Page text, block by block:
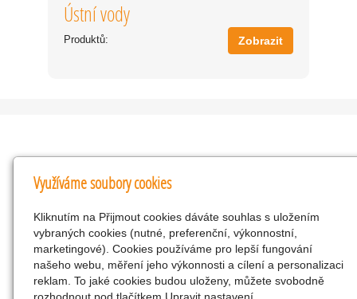
Ústní vody
Produktů: Zobrazit
Kontakty
KNK obchodní společnost s r.o.
Komenského 127, Žacléř, 542 01 Číslo účtu:
286293602/0300
25298518
CZ25298518
Využíváme soubory cookies
Kliknutím na Přijmout cookies dáváte souhlas s uložením
vybraných cookies (nutné, preferenční, výkonnostní,
marketingové). Cookies používáme pro lepší fungování
našeho webu, měření jeho výkonnosti a cílení a personalizaci
reklam. To jaké cookies budou uloženy, můžete svobodně